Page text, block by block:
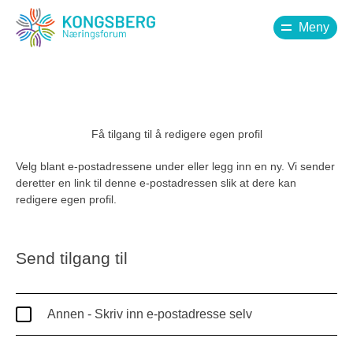
Meny
Få tilgang til å redigere egen profil
Velg blant e-postadressene under eller legg inn en ny. Vi sender
deretter en link til denne e-postadressen slik at dere kan
redigere egen profil.
Send tilgang til
Annen - Skriv inn e-postadresse selv